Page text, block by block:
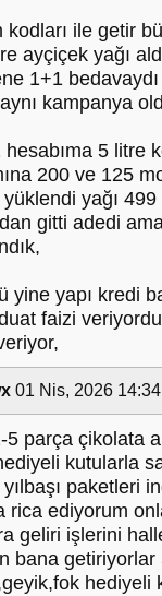
ile getir
ayçiçek yağı
1+1
kampanya
5 litre
200 ve 125
yağı 499
gitti adedi
yine yapı kredi
faizi
01 Nis, 2026 14:34
parça çikolata
kutularla
paketleri
rica ediyorum
geliri işlerini
bana getiriyorlar
hediyeli